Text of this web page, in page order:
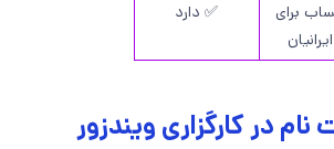
برای
ایرانیان
✅ دارد
در کارگزاری ویندزور